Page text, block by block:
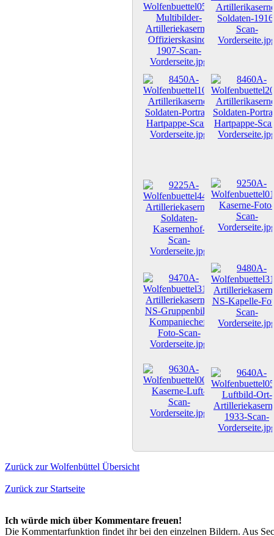
Zurück zur Wolfenbüttel Übersicht
Zurück zur Startseite
Ich würde mich über Kommentare freuen!
Die Kommentarfunktion findet ihr bei den einzelnen Bildern. Aus